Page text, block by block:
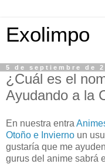
Exolimpo
5 de septiembre de
¿Cuál es el
Ayudando a la
En nuestra entra
Otoño e Invierno un
gustaría que me
gurus del anime sabrá